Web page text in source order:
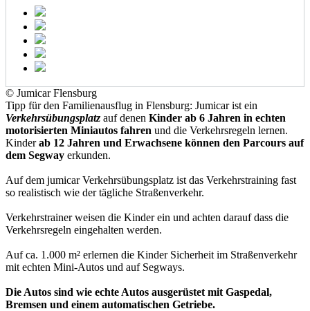
© Jumicar Flensburg
Tipp für den Familienausflug in Flensburg: Jumicar ist ein
Verkehrsübungsplatz auf denen Kinder ab 6 Jahren in echten
motorisierten Miniautos fahren und die Verkehrsregeln lernen.
Kinderab 12 Jahren und Erwachsene können den Parcours auf
dem Segway erkunden.
Auf dem jumicar Verkehrsübungsplatz ist das Verkehrstraining fast
so realistisch wie der tägliche Straßenverkehr.
Verkehrstrainer weisen die Kinder ein und achten darauf dass die
Verkehrsregeln eingehalten werden.
Auf ca. 1.000 m² erlernen die Kinder Sicherheit im Straßenverkehr
mit echten Mini-Autos und auf Segways.
Die Autos sind wie echte Autos ausgerüstet mit Gaspedal,
Bremsen und einem automatischen Getriebe.